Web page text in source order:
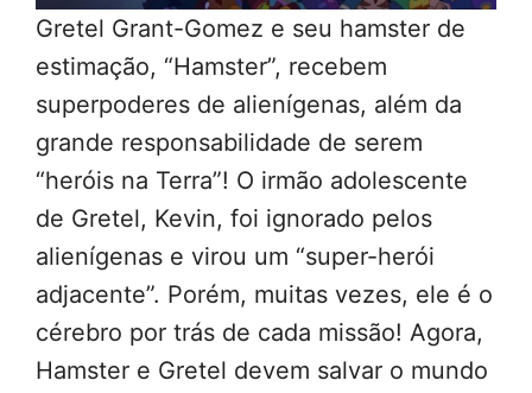
Gretel Grant-Gomez e seu hamster de
estimação, “Hamster”, recebem
superpoderes de alienígenas, além da
grande responsabilidade de serem
“heróis na Terra”! O irmão adolescente
de Gretel, Kevin, foi ignorado pelos
alienígenas e virou um “super-herói
adjacente”. Porém, muitas vezes, ele é o
cérebro por trás de cada missão! Agora,
Hamster e Gretel devem salvar o mundo